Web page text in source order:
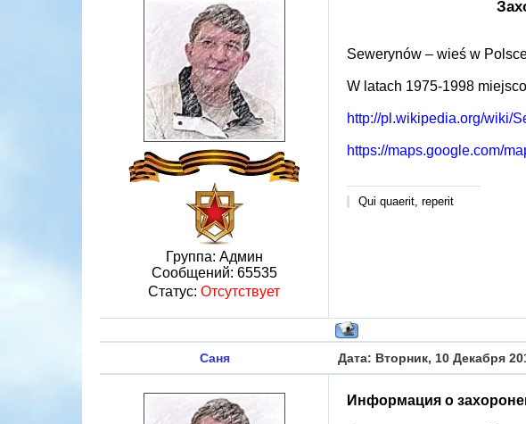
Группа: Админ
Сообщений: 65535
Статус: Отсутствует
Sewerynów – wieś w
W latach 1975-1998
http://pl.wikipedia.org/wiki/
https://maps.google.com/
Qui quaerit, reperit
Саня Дата: Вторник, 10 Декабря
Информация о